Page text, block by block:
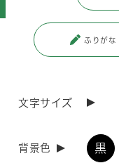
ふりがな
文字サイズ
背景色 黒
平成16年 給与勧告
給与勧告とは